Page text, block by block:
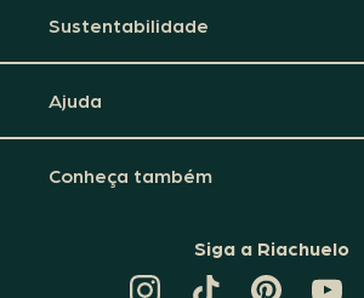
Sustentabilidade
Ajuda
Conheça também
Siga a Riachuelo
CANAL